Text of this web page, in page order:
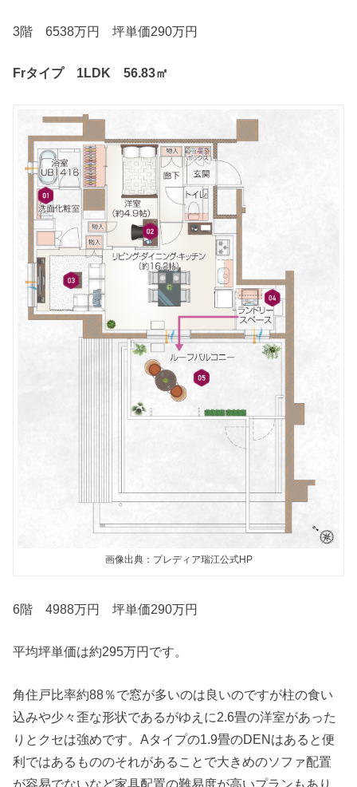
3階 6538万円 坪単価290万円
Frタイプ 1LDK 56.83㎡
画像出典：プレディア瑞江公式HP
6階 4988万円 坪単価290万円
平均坪単価は約295万円です。
角住戸比率約88％で窓が多いのは良いのですが柱の食い
込みや少々歪な形状であるがゆえに2.6畳の洋室があった
りとクセは強めです。Aタイプの1.9畳のDENはあると便
利ではあるもののそれがあることで大きめのソファ配置
が容易でないなど家具配置の難易度が高いプランもあり